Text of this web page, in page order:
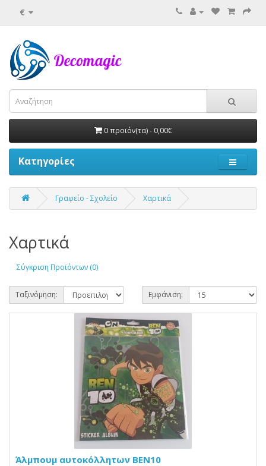
€
0 προϊόν(τα) - 0,00€
Κατηγορίες
Γραφείο - Σχολείο Χαρτικά
Χαρτικά
Σύγκριση Προϊόντων (0)
Ταξινόμηση: Εμφάνιση:
Άλμπουμ αυτοκόλλητων BEN10